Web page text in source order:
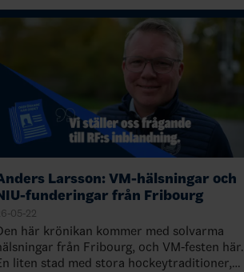
Larsson: VM-hälsningar och
funderingar från Fribourg
05-22
här krönikan kommer med solvarma
från Fribourg, och VM-festen här.
liten stad med stora hockeytraditioner,